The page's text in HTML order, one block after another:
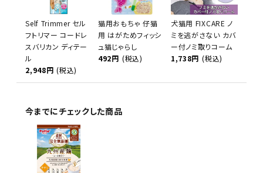
Self Trimmer セル
フトリマー コードレ
スバリカン ディテー
ル
2,948円 (税込)
猫用おもちゃ 仔猫
用 はがためフィッシ
ュ猫じゃらし
492円 (税込)
犬猫用 FIXCARE ノ
ミを逃がさない カバ
ー付ノミ取りコーム
1,738円 (税込)
今までにチェックした商品